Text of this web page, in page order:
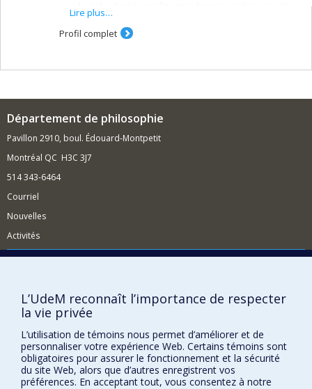
au XIV esiècle et la Révolution française. Ma thèse porte
sur la pensée politique de Maximilien Robespierre et
ses apports quant aux concepts de souveraineté
histoire politique et philosophie afin de comprendre
jusqu'à la fin de la Modernité.
Lire plus…
Profil complet
Département de philosophie
Pavillon 2910, boul. Édouard-Montpetit
Montréal QC H3C 3J7
514 343-6464
Courriel
Nouvelles
Activités
Comment soutenir le Département?
Plan du site
Signaler une erreur
Accessibilité
FACULTÉ DES ARTS ET DES SCIENCES
L’UdeM reconnaît l’importance de respecter
la vie privée
L’utilisation de témoins nous permet d’améliorer et de
personnaliser votre expérience Web. Certains témoins sont
obligatoires pour assurer le fonctionnement et la sécurité
du site Web, alors que d’autres enregistrent vos
préférences. En acceptant tout, vous consentez à notre